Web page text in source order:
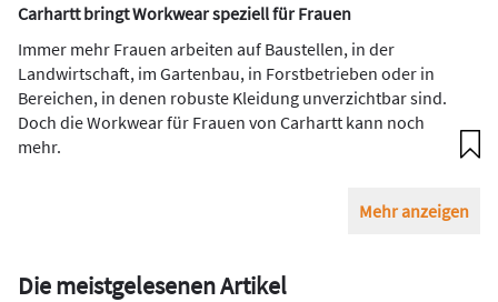
Carhartt bringt Workwear speziell für Frauen
Immer mehr Frauen arbeiten auf Baustellen, in der
Landwirtschaft, im Gartenbau, in Forstbetrieben oder in
Bereichen, in denen robuste Kleidung unverzichtbar sind.
Doch die Workwear für Frauen von Carhartt kann noch
mehr.
Mehr anzeigen
Die meistgelesenen Artikel